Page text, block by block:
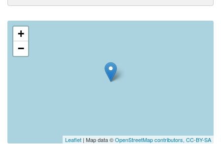
+
−
Leaflet | Map data ©OpenStreetMap contributors, CC-BY-SA